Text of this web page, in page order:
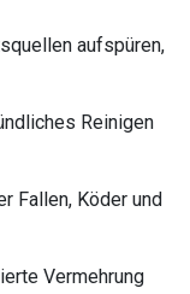
aufspüren,
Reinigen
Fallen, Köder und
Vermehrung